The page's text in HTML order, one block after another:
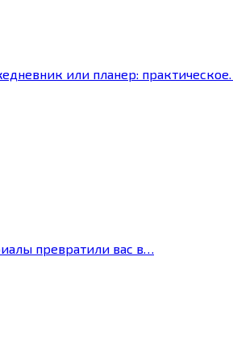
или планер: практическое…
превратили вас в…